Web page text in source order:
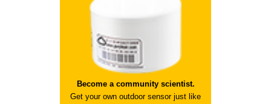
Become a community scientist.
Get your own outdoor sensor just like